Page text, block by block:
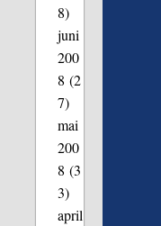
8)
juni
200
8 (2
7)
mai
200
8 (3
3)
april